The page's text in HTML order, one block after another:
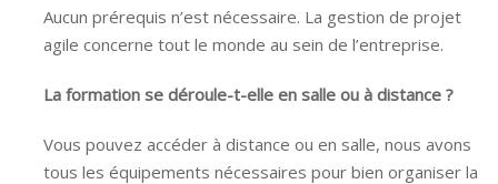
Aucun prérequis n’est nécessaire. La gestion de projet
agile concerne tout le monde au sein de l’entreprise.
La formation se déroule-t-elle en salle ou à distance ?
Vous pouvez accéder à distance ou en salle, nous avons
tous les équipements nécessaires pour bien organiser la